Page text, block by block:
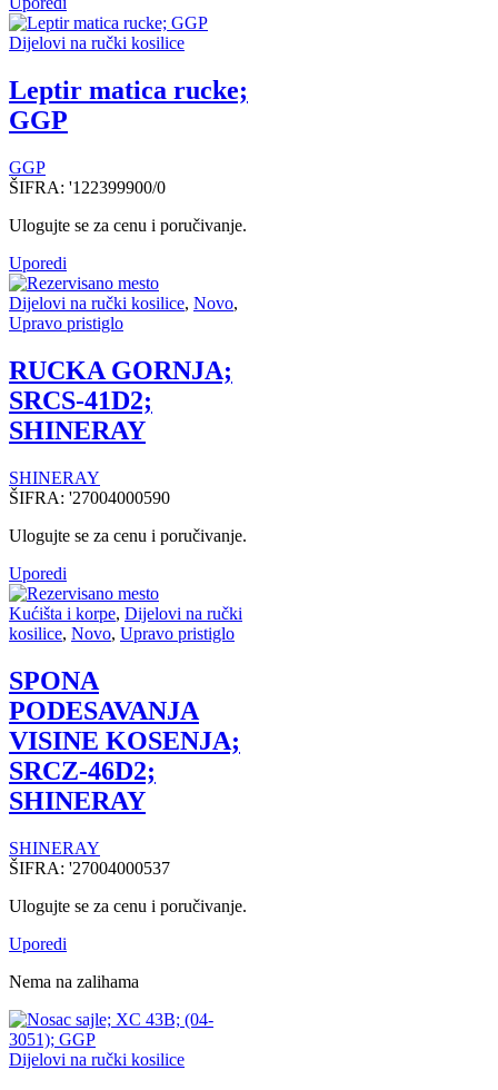
Dijelovi na ručki kosilice
Leptir matica rucke;
GGP
GGP
ŠIFRA: '122399900/0
Ulogujte se za cenu i poručivanje.
Uporedi
Dijelovi na ručki kosilice, Novo,
Upravo pristiglo
RUCKA GORNJA;
SRCS-41D2;
SHINERAY
SHINERAY
ŠIFRA: '27004000590
Ulogujte se za cenu i poručivanje.
Uporedi
Kućišta i korpe, Dijelovi na ručki
kosilice, Novo, Upravo pristiglo
SPONA
PODESAVANJA
VISINE KOSENJA;
SRCZ-46D2;
SHINERAY
SHINERAY
ŠIFRA: '27004000537
Ulogujte se za cenu i poručivanje.
Uporedi
Nema na zalihama
Dijelovi na ručki kosilice